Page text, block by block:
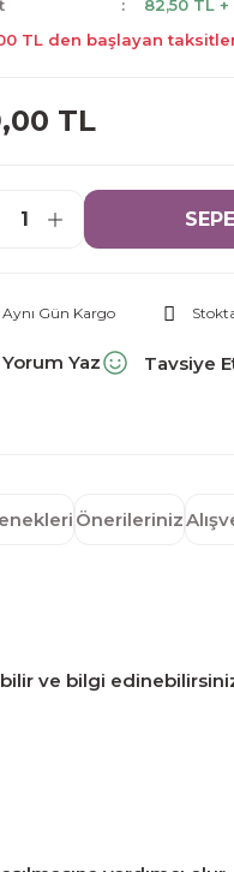
82,50 TL +
TL den başlayan
TL
Aynı Gün Kargo
Yorum Yaz Tavsiye
Önerileriniz
ve bilgi